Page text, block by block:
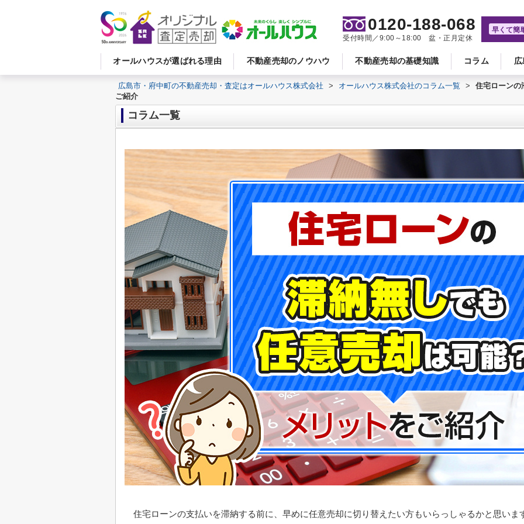
オールハウスが選ばれる理由 不動産売却のノウハウ 不動産売却の基礎知識 コラム
0120-188-068
受付時間／9:00～18:00 盆・正月定休
早くて簡
広島市・府中町の不動産売却・査定はオールハウス株式会社 > オールハウス株式会社のコラム一覧 >
住宅ローンの
ご紹介
コラム一覧
住宅ローンの支払いを滞納する前に、早めに任意売却に切り替えたい方もいらっしゃるかと思いま